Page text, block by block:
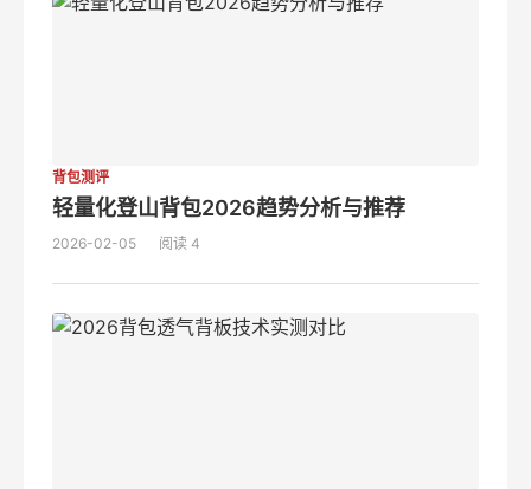
背包测评
轻量化登山背包2026趋势分析与推荐
2026-02-05 阅读 4